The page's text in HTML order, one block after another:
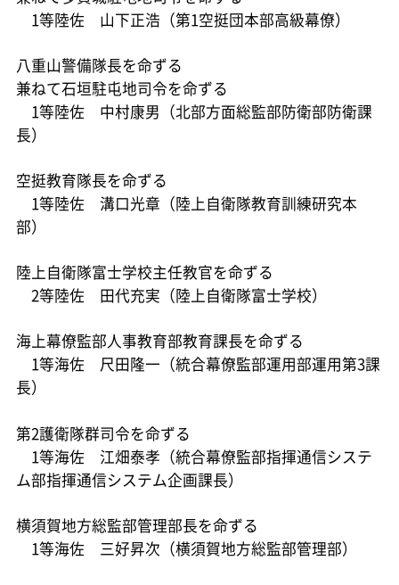
1等陸佐 山下正浩（第1空挺団本部高級幕僚）
八重山警備隊長を命ずる
兼ねて石垣駐屯地司令を命ずる
1等陸佐 中村康男（北部方面総監部防衛部防衛課
長）
空挺教育隊長を命ずる
1等陸佐 溝口光章（陸上自衛隊教育訓練研究本
部）
陸上自衛隊富士学校主任教官を命ずる
2等陸佐 田代充実（陸上自衛隊富士学校）
海上幕僚監部人事教育部教育課長を命ずる
1等海佐 尺田隆一（統合幕僚監部運用部運用第3課
長）
第2護衛隊群司令を命ずる
1等海佐 江畑泰孝（統合幕僚監部指揮通信システ
ム部指揮通信システム企画課長）
横須賀地方総監部管理部長を命ずる
1等海佐 三好昇次（横須賀地方総監部管理部）